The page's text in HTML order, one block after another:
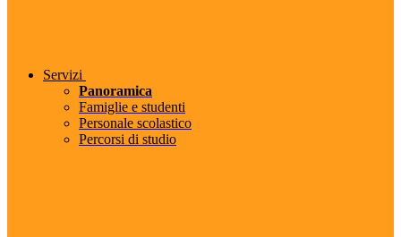
Servizi
Panoramica
Famiglie e studenti
Personale scolastico
Percorsi di studio